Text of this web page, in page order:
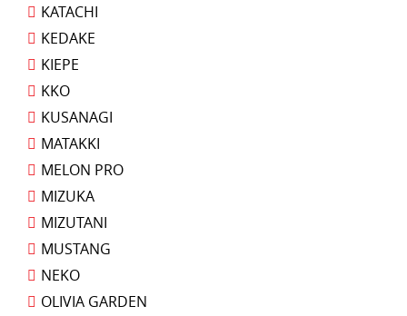
KATACHI
KEDAKE
KIEPE
KKO
KUSANAGI
MATAKKI
MELON PRO
MIZUKA
MIZUTANI
MUSTANG
NEKO
OLIVIA GARDEN